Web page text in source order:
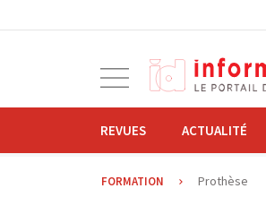
navigation
REVUES ACTUALITÉ
FORMATION Prothèse